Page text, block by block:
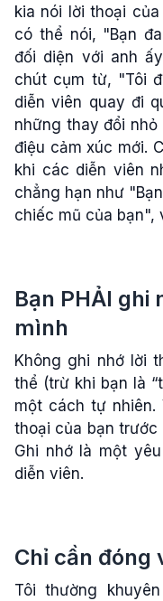
kia nói lời thoại
có thể nói, "Bạn
đối diện với anh
chút cụm từ, "Tôi
diễn viên quay đi
những thay đổi
điệu cảm xúc mới.
khi các diễn viên
chẳng hạn như
chiếc mũ của bạn",
Bạn PHẢI ghi
mình
Không ghi nhớ lời
thể (trừ khi bạn là
một cách tự
thoại của bạn trước
Ghi nhớ là một
diễn viên.
Chỉ cần đóng
Tôi thường